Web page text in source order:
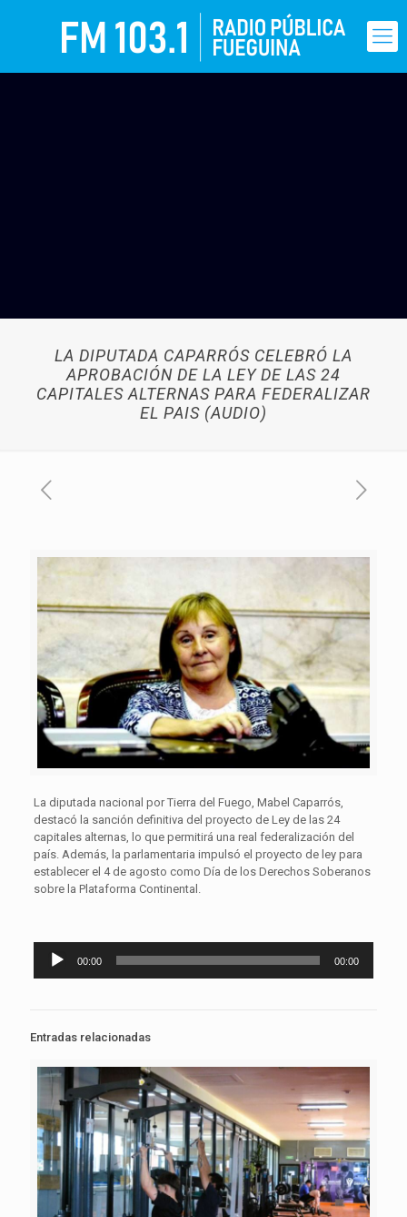
LA DIPUTADA CAPARRÓS CELEBRÓ LA
APROBACIÓN DE LA LEY DE LAS 24
CAPITALES ALTERNAS PARA FEDERALIZAR
EL PAIS (AUDIO)
La diputada nacional por Tierra del Fuego, Mabel Caparrós,
destacó la sanción definitiva del proyecto de Ley de las 24
capitales alternas, lo que permitirá una real federalización del
país. Además, la parlamentaria impulsó el proyecto de ley para
establecer el 4 de agosto como Día de los Derechos Soberanos
sobre la Plataforma Continental.
Reproductor
00:00 00:00
Entradas relacionadas